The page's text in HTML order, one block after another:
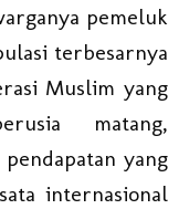
pemeluk
terbesarnya
Muslim yang
matang,
yang
internasional